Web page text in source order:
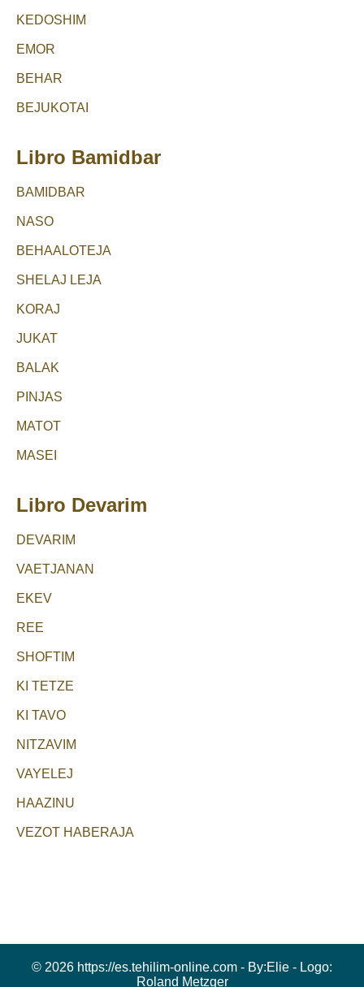
KEDOSHIM
EMOR
BEHAR
BEJUKOTAI
Libro Bamidbar
BAMIDBAR
NASO
BEHAALOTEJA
SHELAJ LEJA
KORAJ
JUKAT
BALAK
PINJAS
MATOT
MASEI
Libro Devarim
DEVARIM
VAETJANAN
EKEV
REE
SHOFTIM
KI TETZE
KI TAVO
NITZAVIM
VAYELEJ
HAAZINU
VEZOT HABERAJA
© 2026 https://es.tehilim-online.com - By:Elie - Logo:
Roland Metzger